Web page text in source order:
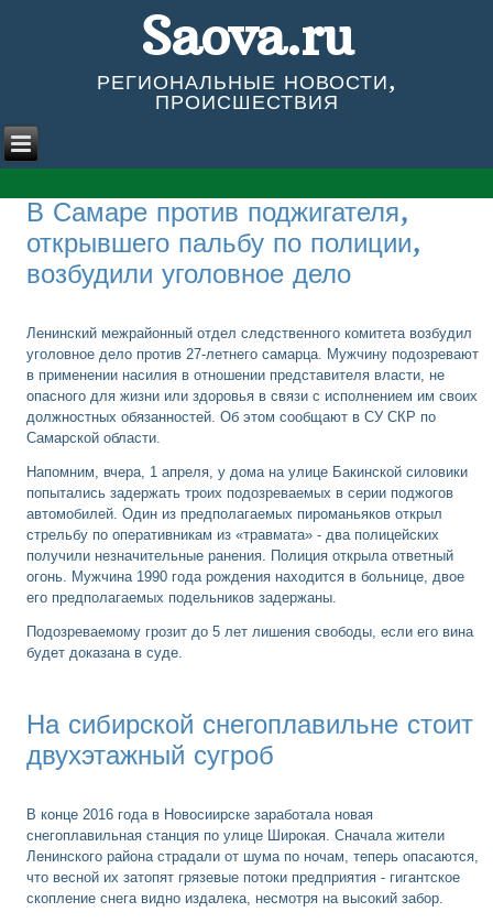
Saova.ru
РЕГИОНАЛЬНЫЕ НОВОСТИ,
ПРОИСШЕСТВИЯ
В Самаре против поджигателя,
открывшего пальбу по полиции,
возбудили уголовное дело
Ленинский межрайонный отдел следственного комитета возбудил
уголовное дело против 27-летнего самарца. Мужчину подозревают
в применении насилия в отношении представителя власти, не
опасного для жизни или здоровья в связи с исполнением им своих
должностных обязанностей. Об этом сообщают в СУ СКР по
Самарской области.
Напомним, вчера, 1 апреля, у дома на улице Бакинской силовики
попытались задержать троих подозреваемых в серии поджогов
автомобилей. Один из предполагаемых пироманьяков открыл
стрельбу по оперативникам из «травмата» - два полицейских
получили незначительные ранения. Полиция открыла ответный
огонь. Мужчина 1990 года рождения находится в больнице, двое
его предполагаемых подельников задержаны.
Подозреваемому грозит до 5 лет лишения свободы, если его вина
будет доказана в суде.
На сибирской снегоплавильне стоит
двухэтажный сугроб
В конце 2016 года в Новосиирске заработала новая
снегоплавильная станция по улице Широкая. Сначала жители
Ленинского района страдали от шума по ночам, теперь опасаются,
что весной их затопят грязевые потоки предприятия - гигантское
скопление снега видно издалека, несмотря на высокий забор.